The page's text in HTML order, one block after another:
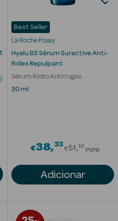
from
Best Seller
La Roche Posay
Hyalu B5 Sérum Suractive Anti-
Rides Repulpant
Sérum Rosto Antirrugas
Preenchedor
30 ml
€38 33Price
€51 10
PVPR
Adicionar